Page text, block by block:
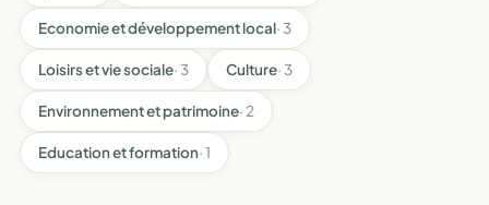
Economie et développement local· 3
Loisirs et vie sociale· 3 Culture· 3
Environnement et patrimoine· 2
Education et formation· 1